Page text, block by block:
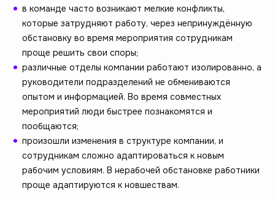
в команде часто возникают мелкие конфликты,
которые затрудняют работу, через непринуждённую
обстановку во время мероприятия сотрудникам
проще решить свои споры;
различные отделы компании работают изолированно, а
руководители подразделений не обмениваются
опытом и информацией. Во время совместных
мероприятий люди быстрее познакомятся и
пообщаются;
произошли изменения в структуре компании, и
сотрудникам сложно адаптироваться к новым
рабочим условиям. В нерабочей обстановке работники
проще адаптируются к новшествам.